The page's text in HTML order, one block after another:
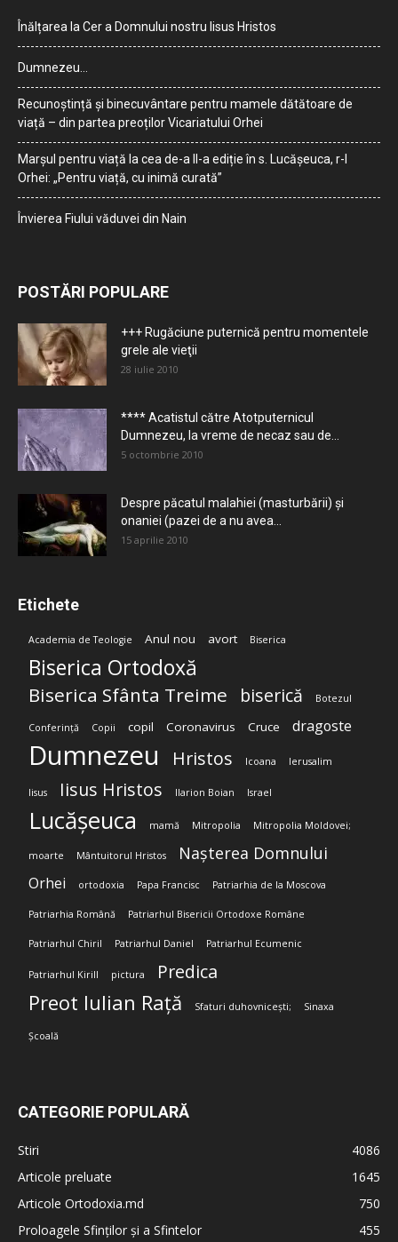
Înălțarea la Cer a Domnului nostru Iisus Hristos
Dumnezeu…
Recunoștință și binecuvântare pentru mamele dătătoare de
viață – din partea preoților Vicariatului Orhei
Marșul pentru viață la cea de-a II-a ediție în s. Lucășeuca, r-l
Orhei: „Pentru viață, cu inimă curată”
Învierea Fiului văduvei din Nain
POSTĂRI POPULARE
+++ Rugăciune puternică pentru momentele
grele ale vieţii
28 iulie 2010
**** Acatistul către Atotputernicul
Dumnezeu, la vreme de necaz sau de...
5 octombrie 2010
Despre păcatul malahiei (masturbării) şi
onaniei (pazei de a nu avea...
15 aprilie 2010
Etichete
Academia de Teologie Anul nou avort Biserica
Biserica Ortodoxă
Biserica Sfânta Treime biserică Botezul
Conferință Copii copil Coronavirus Cruce dragoste
Dumnezeu Hristos Icoana Ierusalim
Iisus Iisus Hristos Ilarion Boian Israel
Lucășeuca mamă Mitropolia Mitropolia Moldovei;
moarte Mântuitorul Hristos Nașterea Domnului
Orhei ortodoxia Papa Francisc Patriarhia de la Moscova
Patriarhia Română Patriarhul Bisericii Ortodoxe Române
Patriarhul Chiril Patriarhul Daniel Patriarhul Ecumenic
Patriarhul Kirill pictura Predica
Preot Iulian Rață Sfaturi duhovnicești; Sinaxa
Școală
CATEGORIE POPULARĂ
Stiri
4086
Articole preluate
1645
Articole Ortodoxia.md
750
Proloagele Sfinților și a Sfintelor
455